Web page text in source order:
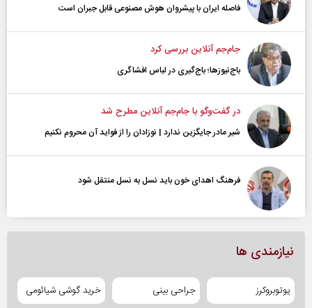
فاصله ایران با پیشرو‌ان هوش مصنوعی قابل جبران است
جام‌جم آنلاین بررسی کرد
باج‌نیوزها؛ باج‌گیری در لباس افشاگری
در گفت‌و‌گو با جام‌جم آنلاین مطرح شد
شیر مادر جایگزین ندارد | نوزادان را از فواید آن محروم نکنیم
فرهنگ اهدای خون باید نسل به نسل منتقل شود
نیازمندی ها
یوتوبروکرز جراحی بینی خرید گوشی شیائومی